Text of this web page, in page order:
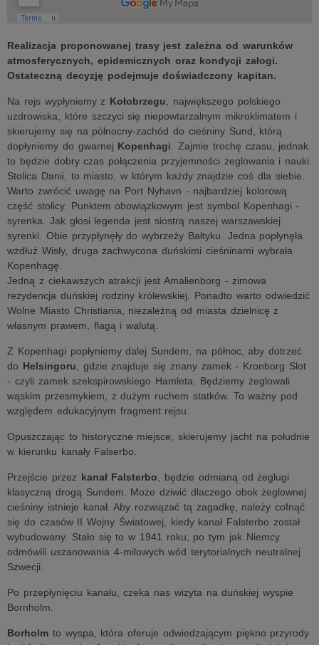
Realizacja proponowanej trasy jest zależna od warunków
atmosferycznych, epidemicznych oraz kondycji załogi.
Ostateczną decyzję podejmuje doświadczony kapitan.
Na rejs wypłyniemy z Kołobrzegu , największego polskiego
uzdrowiska, które szczyci się niepowtarzalnym mikroklimatem i
skierujemy się na północny-zachód do cieśniny Sund, którą
dopłyniemy do gwarnej Kopenhagi . Zajmie trochę czasu, jednak
to będzie dobry czas połączenia przyjemności żeglowania i nauki.
Stolica Danii, to miasto, w którym każdy znajdzie coś dla siebie.
Warto zwrócić uwagę na Port Nyhavn - najbardziej kolorową
część stolicy. Punktem obowiązkowym jest symbol Kopenhagi -
syrenka. Jak głosi legenda jest siostrą naszej warszawskiej
syrenki. Obie przypłynęły do wybrzeży Bałtyku. Jedna popłynęła
wzdłuż Wisły, druga zachwycona duńskimi cieśninami wybrała
Kopenhagę.
Jedną z ciekawszych atrakcji jest Amalienborg - zimowa
rezydencja duńskiej rodziny królewskiej. Ponadto warto odwiedzić
Wolne Miasto Christiania, niezależną od miasta dzielnicę z
własnym prawem, flagą i walutą.
Z Kopenhagi popłyniemy dalej Sundem, na północ, aby dotrzeć
do Helsingoru , gdzie znajduje się znany zamek - Kronborg Slot
- czyli zamek szekspirowskiego Hamleta. Będziemy żeglowali
wąskim przesmykiem, z dużym ruchem statków. To ważny pod
względem edukacyjnym fragment rejsu.
Opuszczając to historyczne miejsce, skierujemy jacht na południe
w kierunku kanały Falserbo.
Przejście przez kanał Falsterbo , będzie odmianą od żeglugi
klasyczną drogą Sundem. Może dziwić dlaczego obok żeglownej
cieśniny istnieje kanał. Aby rozwiązać tą zagadkę, należy cofnąć
się do czasów II Wojny Światowej, kiedy kanał Falsterbo został
wybudowany. Stało się to w 1941 roku, po tym jak Niemcy
odmówili uszanowania 4-milowych wód terytorialnych neutralnej
Szwecji.
Po przepłynięciu kanału, czeka nas wizyta na duńskiej wyspie
Bornholm.
Borholm to wyspa, która oferuje odwiedzającym piękno przyrody